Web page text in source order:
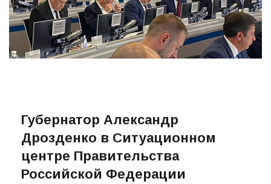
Губернатор Александр
Дрозденко в Ситуационном
центре Правительства
Российской Федерации